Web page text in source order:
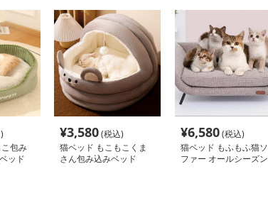
包み
ッド
¥3,580(税込)
猫ベッド もこもこくま
さん包み込みベッド
¥6,580(税込)
猫ベッド もふもふ猫ソ
ファー オールシーズン